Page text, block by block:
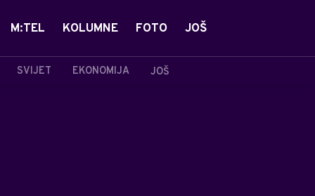
SVIJET EKONOMIJA JOŠ
M:TEL KOLUMNE FOTO JOŠ